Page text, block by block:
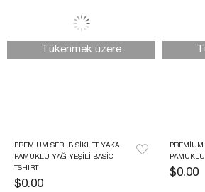
PREMIUM SERI BISIKLET YAKA
PAMUKLU YAĞ YEŞILI BASIC
TSHIRT
$0.00
Tükenmek üzere
PREMIUM
$0.00